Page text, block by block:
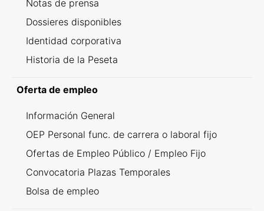
Notas de prensa
Dossieres disponibles
Identidad corporativa
Historia de la Peseta
Oferta de empleo
Información General
OEP Personal func. de carrera o laboral fijo
Ofertas de Empleo Público / Empleo Fijo
Convocatoria Plazas Temporales
Bolsa de empleo